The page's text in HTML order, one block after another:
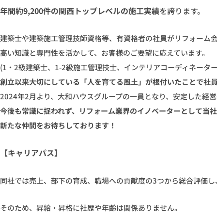
年間約9,200件の関西トップレベルの施工実績を誇ります。
建築士や建築施工管理技師資格等、有資格者の社員がリフォーム
高い知識と専門性を活かして、お客様のご要望に応えています。
(1・2級建築士、1-2級施工管理技士、インテリアコーディネータ
創立以来大切にしている「人を育てる風土」が根付いたことで社
2024年2月より、大和ハウスグループの一員となり、安定した経
今後も常識に捉われず、リフォーム業界のイノベーターとして当
新たな仲間をお待ちしております！
【キャリアパス】
同社では売上、部下の育成、職場への貢献度の3つから総合評価
そのため、昇給・昇格に社歴や年齢は関係ありません。